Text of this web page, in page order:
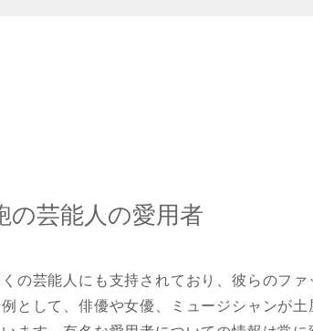
の芸能人の愛用者
の芸能人にも支持されており、彼らのフ
として、俳優や女優、ミュージシャンが土